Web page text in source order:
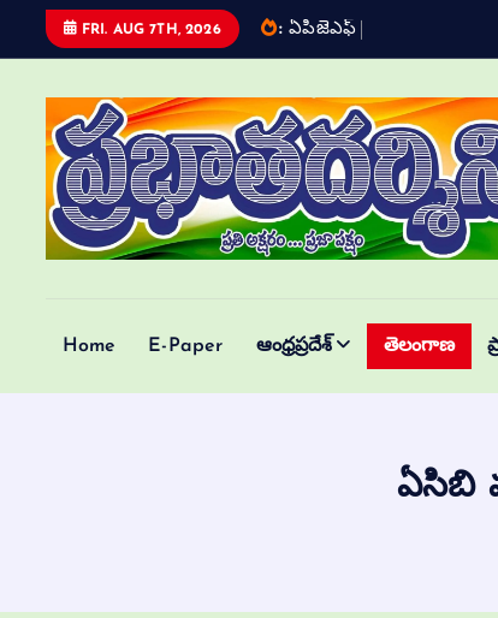
FRI. AUG 7TH, 2026 : ఏపజఎఫ
Home E-Paper ఆంధ్రప్రదేశ్ తెలంగాణ
ఏసిబి